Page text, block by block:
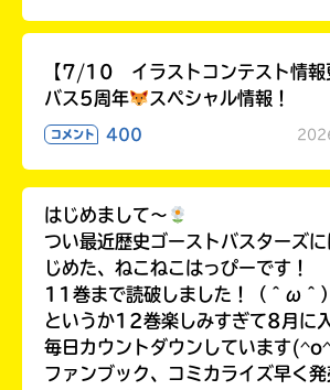
【7/10 イラストコンテスト情報
バス5周年
スペシャル情報！
コメント 400
はじめまして〜
つい最近歴史ゴーストバスターズ
じめた、ねこねこはっぴーです！
11巻まで読破しました！（＾ω＾
というか12巻楽しみすぎて8月に
毎日カウントダウンしています
ファンブック、コミカライズ早く発